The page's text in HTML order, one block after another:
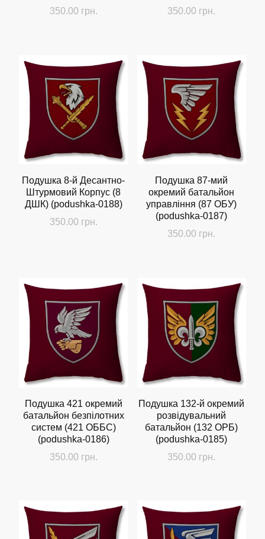
350.00 грн.
350.00 грн.
Подушка 8-й Десантно-
Штурмовий Корпус (8
ДШК) (podushka-0188)
350.00 грн.
Подушка 87-мий
окремий батальйон
управління (87 ОБУ)
(podushka-0187)
350.00 грн.
Подушка 421 окремий
батальйон безпілотних
систем (421 ОББС)
(podushka-0186)
350.00 грн.
Подушка 132-й окремий
розвідувальний
батальйон (132 ОРБ)
(podushka-0185)
350.00 грн.